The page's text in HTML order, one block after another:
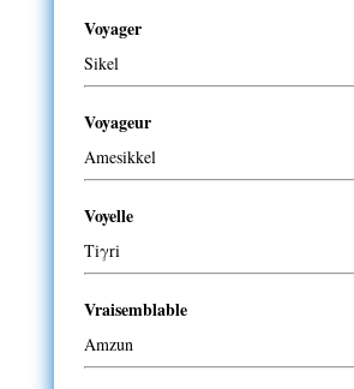
Voyager
Sikel
Voyageur
Amesikkel
Voyelle
Tiγri
Vraisemblable
Amzun